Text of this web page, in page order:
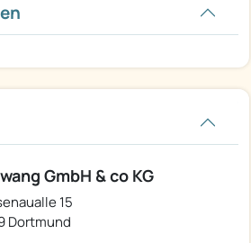
GmbH & co KG
15
Dortmund